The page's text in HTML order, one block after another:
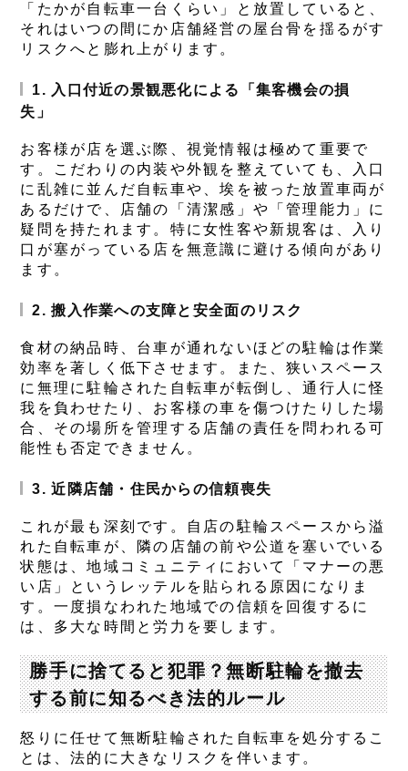
「たかが自転車一台くらい」と放置していると、
それはいつの間にか店舗経営の屋台骨を揺るがす
リスクへと膨れ上がります。
1. 入口付近の景観悪化による「集客機会の損
失」
お客様が店を選ぶ際、視覚情報は極めて重要で
す。こだわりの内装や外観を整えていても、入口
に乱雑に並んだ自転車や、埃を被った放置車両が
あるだけで、店舗の「清潔感」や「管理能力」に
疑問を持たれます。特に女性客や新規客は、入り
口が塞がっている店を無意識に避ける傾向があり
ます。
2. 搬入作業への支障と安全面のリスク
食材の納品時、台車が通れないほどの駐輪は作業
効率を著しく低下させます。また、狭いスペース
に無理に駐輪された自転車が転倒し、通行人に怪
我を負わせたり、お客様の車を傷つけたりした場
合、その場所を管理する店舗の責任を問われる可
能性も否定できません。
3. 近隣店舗・住民からの信頼喪失
これが最も深刻です。自店の駐輪スペースから溢
れた自転車が、隣の店舗の前や公道を塞いでいる
状態は、地域コミュニティにおいて「マナーの悪
い店」というレッテルを貼られる原因になりま
す。一度損なわれた地域での信頼を回復するに
は、多大な時間と労力を要します。
勝手に捨てると犯罪？無断駐輪を撤去
する前に知るべき法的ルール
怒りに任せて無断駐輪された自転車を処分するこ
とは、法的に大きなリスクを伴います。